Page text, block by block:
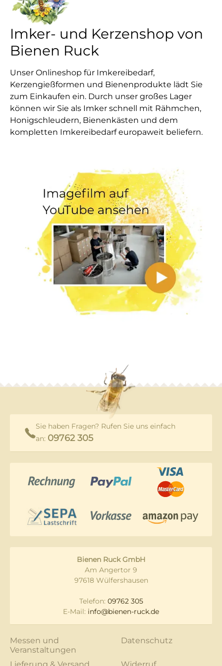
Imker- und Kerzenshop von
Bienen Ruck
Unser Onlineshop für Imkereibedarf,
Kerzengießformen und Bienenprodukte lädt Sie
zum Einkaufen ein. Durch unser großes Lager
können wir Sie als Imker schnell mit Rähmchen,
Honigschleudern, Bienenkästen und dem
kompletten Imkereibedarf europaweit beliefern.
Sie haben Fragen? Rufen Sie uns einfach
an: 09762 305
Bienen Ruck GmbH
Am Angertor 9
97618 Wülfershausen
Telefon: 09762 305
E-Mail: info@bienen-ruck.de
Messen und
Veranstaltungen
Datenschutz